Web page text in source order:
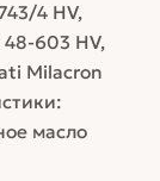
4 HV,
48-603 HV,
Milacron
масло